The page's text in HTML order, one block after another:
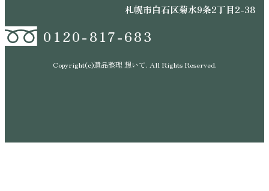
札幌市白石区菊水9条2丁目2-38
0120-817-683
Copyright(c)遺品整理 想いて. All Rights Reserved.